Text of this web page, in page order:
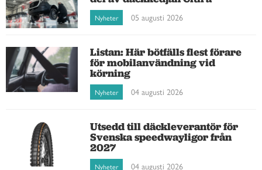
Nyheter 05 augusti 2026
Listan: Här bötfälls flest förare
för mobilanvändning vid
körning
Nyheter 04 augusti 2026
Utsedd till däckleverantör för
Svenska speedwayligor från
2027
Nyheter 04 augusti 2026